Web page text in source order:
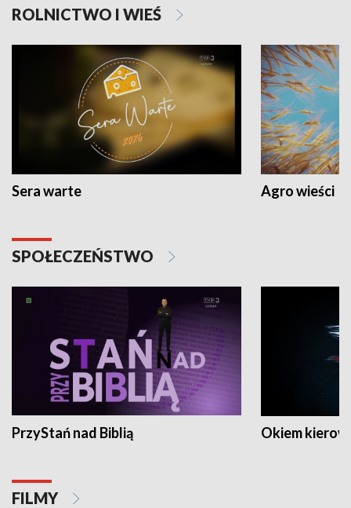
ROLNICTWO I WIEŚ
Sera warte Agro wieści
SPOŁECZEŃSTWO
PrzyStań nad Biblią Okiem
FILMY